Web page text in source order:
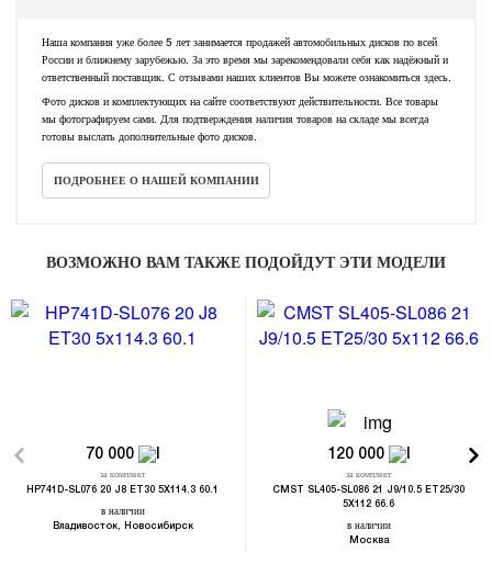
Наша компания уже более 5 лет занимается продажей автомобильных дисков по всей
России и ближнему зарубежью. За это время мы зарекомендовали себя как надёжный и
ответственный поставщик. С отзывами наших клиентов Вы можете ознакомиться здесь.
Фото дисков и комплектующих на сайте соответствуют действительности. Все товары
мы фотографируем сами. Для подтверждения наличия товаров на складе мы всегда
готовы выслать дополнительные фото дисков.
ПОДРОБНЕЕ О НАШЕЙ КОМПАНИИ
ВОЗМОЖНО ВАМ ТАКЖЕ ПОДОЙДУТ ЭТИ МОДЕЛИ
70 000
за комплект
HP741D-SL076 20 J8 ET30 5X114.3 60.1
в наличии
Владивосток, Новосибирск
120 000
за комплект
CMST SL405-SL086 21 J9/10.5 ET25/30
5X112 66.6
в наличии
Москва